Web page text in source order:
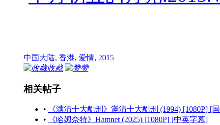
中国大陆, 香港, 爱情, 2015
收藏
赞
相关帖子
•
《满清十大酷刑》滿清十大酷刑 (1994) [1080P] [
•
《哈姆奈特》Hamnet (2025) [1080P] [中英字幕]